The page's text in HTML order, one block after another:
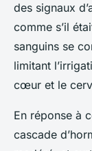
des signaux
comme s’il
sanguins se
limitant
cœur et le
En réponse à
cascade